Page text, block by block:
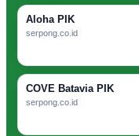
Aloha PIK
serpong.co.id
COVE Batavia PIK
serpong.co.id